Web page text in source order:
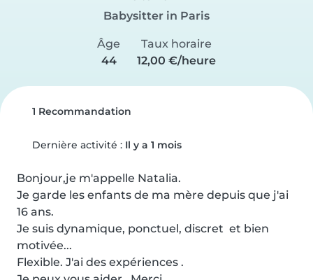
Babysitter in Paris
Âge
44
Taux horaire
12,00 €/heure
1 Recommandation
Dernière activité : Il y a 1 mois
Bonjour,je m'appelle Natalia.
Je garde les enfants de ma mère depuis que j'ai
16 ans.
Je suis dynamique, ponctuel, discret  et bien
motivée...
Flexible. J'ai des expériences .